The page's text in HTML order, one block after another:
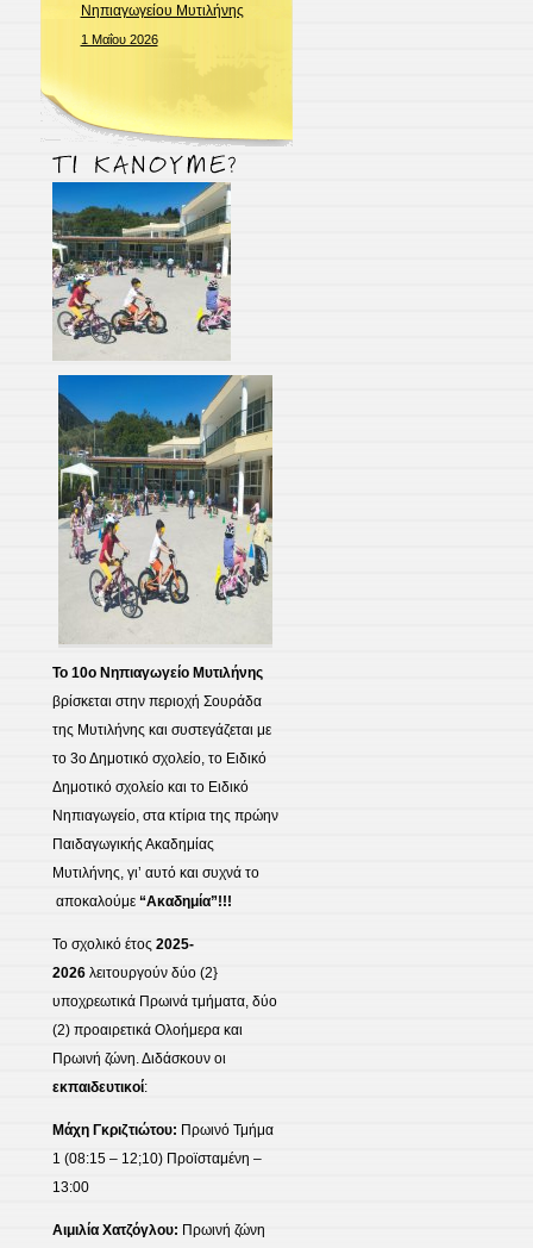
Νηπιαγωγείου Μυτιλήνης
1 Μαΐου 2026
Το 10ο Νηπιαγωγείο Μυτιλήνης
βρίσκεται στην περιοχή Σουράδα
της Μυτιλήνης και συστεγάζεται με
το 3ο Δημοτικό σχολείο, το Ειδικό
Δημοτικό σχολείο και το Ειδικό
Νηπιαγωγείο, στα κτίρια της πρώην
Παιδαγωγικής Ακαδημίας
Μυτιλήνης, γι’ αυτό και συχνά το
αποκαλούμε “Ακαδημία”!!!
Το σχολικό έτος 2025-
2026 λειτουργούν δύο (2}
υποχρεωτικά Πρωινά τμήματα, δύο
(2) προαιρετικά Ολοήμερα και
Πρωινή ζώνη. Διδάσκουν οι
εκπαιδευτικοί:
Μάχη Γκριζτιώτου: Πρωινό Τμήμα
1 (08:15 – 12;10) Προϊσταμένη –
13:00
Αιμιλία Χατζόγλου: Πρωινή ζώνη